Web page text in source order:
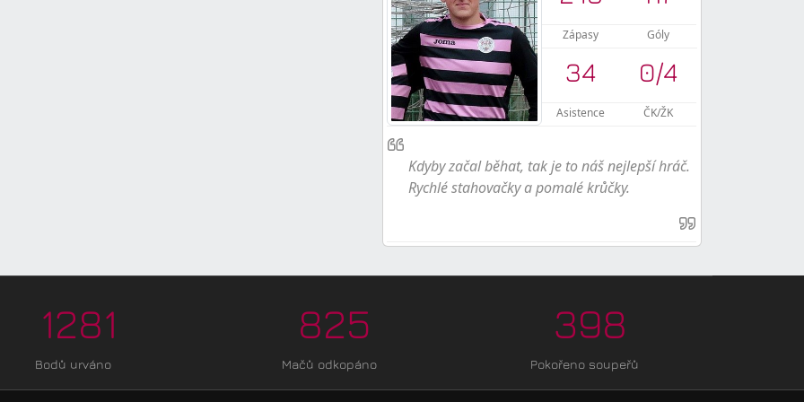
Zápasy Góly
34 0/4
Asistence ČK/ŽK
Kdyby začal běhat, tak je to náš nejlepší hráč.
Rychlé stahovačky a pomalé krůčky.
1281
Bodů urváno
825
Mačů odkopáno
398
Pokořeno soupeřů